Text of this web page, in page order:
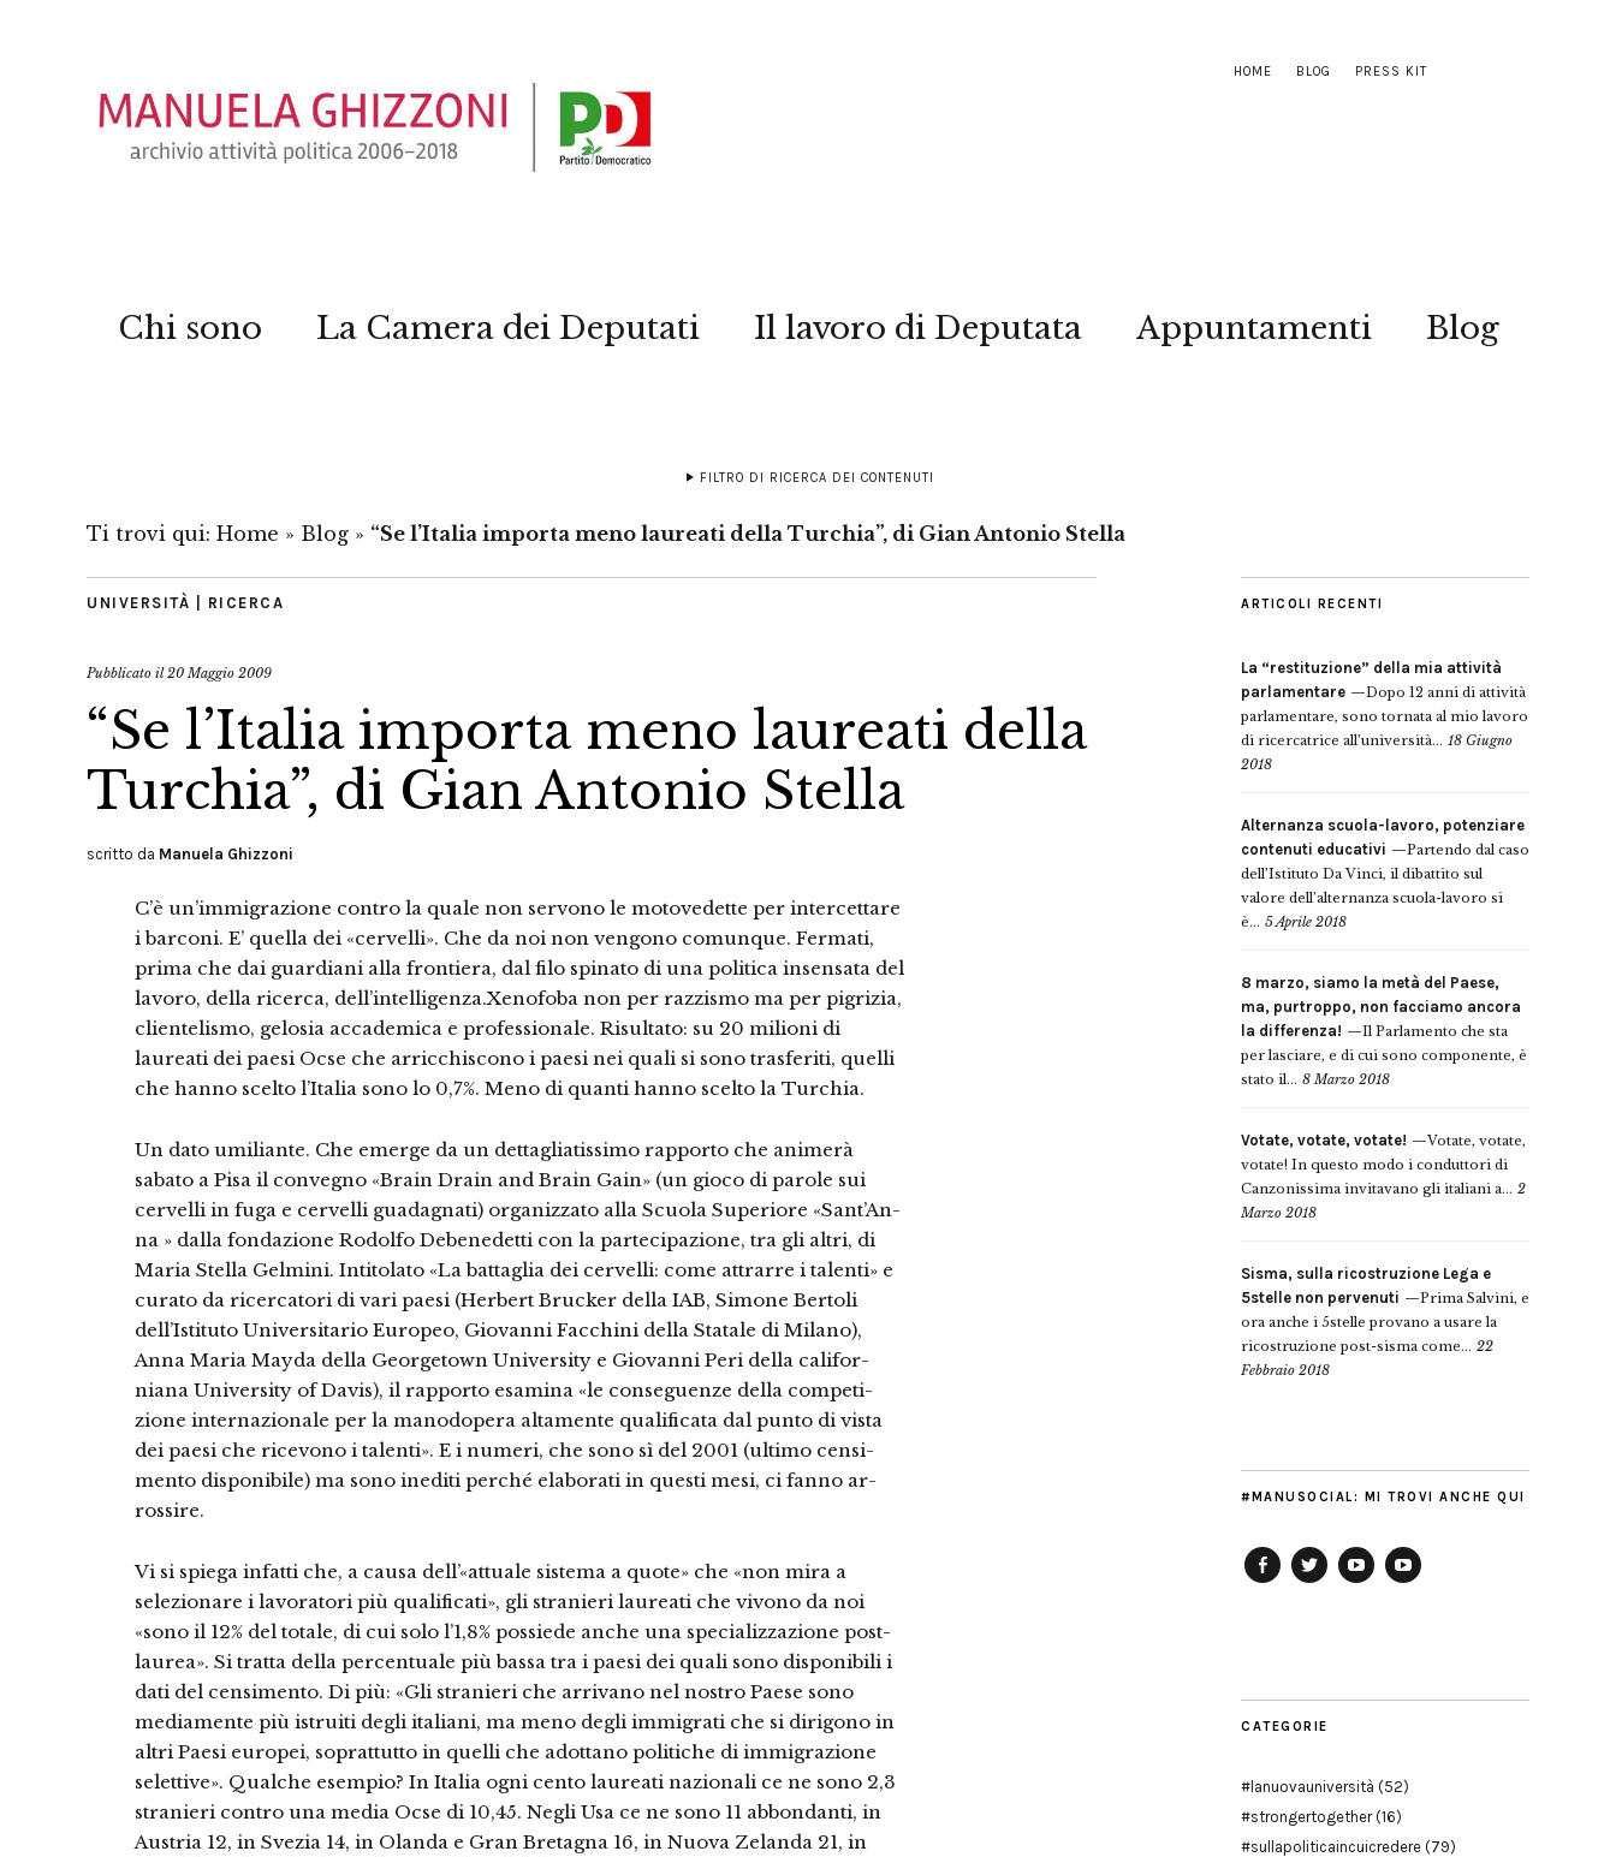
HOME BLOG PRESS KIT
Chi sono La Camera dei Deputati Il lavoro di Deputata Appuntamenti Blog
FILTRO DI RICERCA DEI CONTENUTI
Ti trovi qui: Home » Blog » “Se l’Italia importa meno laureati della Turchia”, di Gian Antonio Stella
UNIVERSITÀ | RICERCA
Pubblicato il20 Maggio 2009
“Se l’Italia importa meno laureati della
Turchia”, di Gian Antonio Stella
scritto da Manuela Ghizzoni
C’è un’immigrazione contro la quale non servono le motovedette per intercettare
i barconi. E’ quella dei «cervelli». Che da noi non vengono comunque. Fermati,
prima che dai guardiani alla frontiera, dal filo spinato di una politica insensata del
lavoro, della ricerca, dell’intelligenza.Xenofoba non per razzismo ma per pi­grizia,
clientelismo, gelosia accademica e professionale. Risultato: su 20 milioni di
laureati dei paesi Ocse che arricchisco­no i paesi nei quali si sono trasferiti, quelli
che hanno scelto l’Italia sono lo 0,7%. Meno di quanti hanno scelto la Tur­chia.
Un dato umiliante. Che emerge da un dettagliatissimo rapporto che animerà
sabato a Pisa il convegno «Brain Drain and Brain Gain» (un gioco di parole sui
cervelli in fuga e cervelli guadagnati) or­ganizzato alla Scuola Superiore «Sant’An­
na » dalla fondazione Rodolfo Debenedet­ti con la partecipazione, tra gli altri, di
Maria Stella Gelmini. Intitolato «La batta­glia dei cervelli: come attrarre i talenti» e
curato da ricercatori di vari paesi (Her­bert Brucker della IAB, Simone Bertoli
dell’Istituto Universitario Europeo, Gio­vanni Facchini della Statale di Milano),
Anna Maria Mayda della Georgetown University e Giovanni Peri della califor­
niana University of Davis), il rapporto esamina «le conseguenze della competi­
zione internazionale per la manodopera altamente qualificata dal punto di vista
dei paesi che ricevono i talenti». E i nu­meri, che sono sì del 2001 (ultimo censi­
mento disponibile) ma sono inediti per­ché elaborati in questi mesi, ci fanno ar­
rossire.
Vi si spiega infatti che, a causa dell’«at­tuale sistema a quote» che «non mira a
selezionare i lavoratori più qualificati», gli stranieri laureati che vivono da noi
«sono il 12% del totale, di cui solo l’1,8% possiede anche una specializzazione post-
laurea». Si tratta della percentuale più bassa tra i paesi dei quali sono dispo­nibili i
dati del censimento. Di più: «Gli stranieri che arrivano nel nostro Paese sono
mediamente più istruiti degli italia­ni, ma meno degli immigrati che si diri­gono in
altri Paesi europei, soprattutto in quelli che adottano politiche di immi­grazione
selettive». Qualche esempio? In Italia ogni cento laureati nazionali ce ne sono 2,3
stranieri contro una media Oc­se di 10,45. Negli Usa ce ne sono 11 ab­bondanti, in
Austria 12, in Svezia 14, in Olanda e Gran Bretagna 16, in Nuova Ze­landa 21, in
ARTICOLI RECENTI
La “restituzione” della mia attività
parlamentare
Dopo 12 anni di attività
parlamentare, sono tornata al mio lavoro
di ricercatrice all’università... 18 Giugno
2018
Alternanza scuola-lavoro, potenziare
contenuti educativi
Partendo dal caso
dell’Istituto Da Vinci, il dibattito sul
valore dell’alternanza scuola-lavoro si
è... 5 Aprile 2018
8 marzo, siamo la metà del Paese,
ma, purtroppo, non facciamo ancora
la differenza!
Il Parlamento che sta
per lasciare, e di cui sono componente, è
stato il... 8 Marzo 2018
Votate, votate, votate!
Votate, votate,
votate! In questo modo i conduttori di
Canzonissima invitavano gli italiani a... 2
Marzo 2018
Sisma, sulla ricostruzione Lega e
5stelle non pervenuti
Prima Salvini, e
ora anche i 5stelle provano a usare la
ricostruzione post-sisma come... 22
Febbraio 2018
#MANUSOCIAL: MI TROVI ANCHE QUI
CATEGORIE
#lanuovauniversità (52)
#strongertogether(16)
#sullapoliticaincuicredere (79)